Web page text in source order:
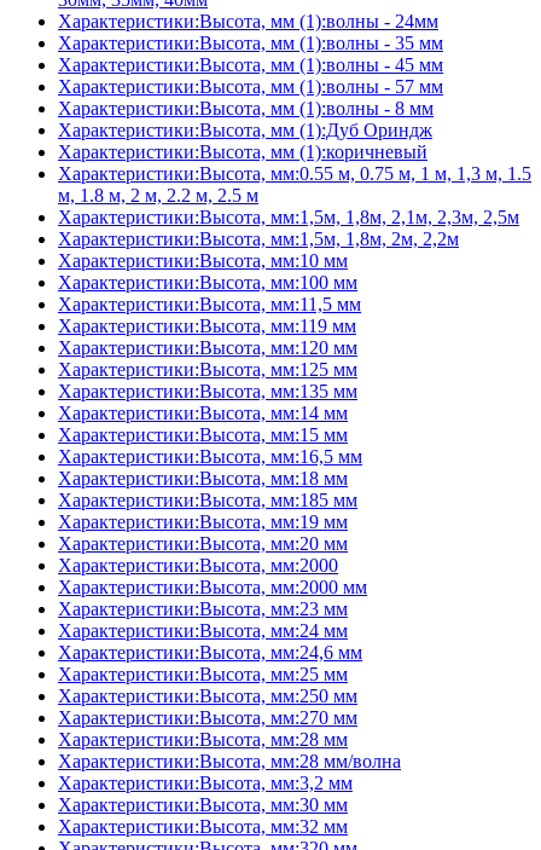
Характеристики:Высота, мм (1):волны - 24мм
Характеристики:Высота, мм (1):волны - 35 мм
Характеристики:Высота, мм (1):волны - 45 мм
Характеристики:Высота, мм (1):волны - 57 мм
Характеристики:Высота, мм (1):волны - 8 мм
Характеристики:Высота, мм (1):Дуб Ориндж
Характеристики:Высота, мм (1):коричневый
Характеристики:Высота, мм:0.55 м, 0.75 м, 1 м, 1,3 м, 1.5
м, 1.8 м, 2 м, 2.2 м, 2.5 м
Характеристики:Высота, мм:1,5м, 1,8м, 2,1м, 2,3м, 2,5м
Характеристики:Высота, мм:1,5м, 1,8м, 2м, 2,2м
Характеристики:Высота, мм:10 мм
Характеристики:Высота, мм:100 мм
Характеристики:Высота, мм:11,5 мм
Характеристики:Высота, мм:119 мм
Характеристики:Высота, мм:120 мм
Характеристики:Высота, мм:125 мм
Характеристики:Высота, мм:135 мм
Характеристики:Высота, мм:14 мм
Характеристики:Высота, мм:15 мм
Характеристики:Высота, мм:16,5 мм
Характеристики:Высота, мм:18 мм
Характеристики:Высота, мм:185 мм
Характеристики:Высота, мм:19 мм
Характеристики:Высота, мм:20 мм
Характеристики:Высота, мм:2000
Характеристики:Высота, мм:2000 мм
Характеристики:Высота, мм:23 мм
Характеристики:Высота, мм:24 мм
Характеристики:Высота, мм:24,6 мм
Характеристики:Высота, мм:25 мм
Характеристики:Высота, мм:250 мм
Характеристики:Высота, мм:270 мм
Характеристики:Высота, мм:28 мм
Характеристики:Высота, мм:28 мм/волна
Характеристики:Высота, мм:3,2 мм
Характеристики:Высота, мм:30 мм
Характеристики:Высота, мм:32 мм